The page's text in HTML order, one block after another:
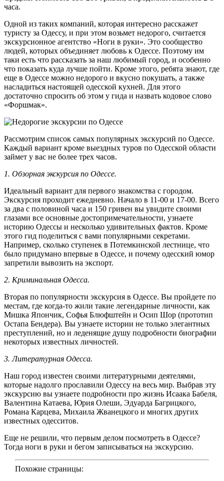
часа.
Одной из таких компаний, которая интересно расскажет
туристу за Одессу, и при этом возьмет недорого, считается
экскурсионное агентство «Ноги в руки». Это сообщество
людей, которых объединяет любовь к Одессе. Поэтому им
таки есть что рассказать за наш любимый город, и особенно
что показать куда лучше пойти. Кроме этого, ребята знают, где
еще в Одессе можно недорого и вкусно покушать, а также
насладиться настоящей одесской кухней. Для этого
достаточно спросить об этом у гида и назвать кодовое слово
«Форшмак».
Рассмотрим список самых популярных экскурсий по Одессе.
Каждый вариант кроме выездных туров по Одесской области
займет у вас не более трех часов.
1. Обзорная экскурсия по Одессе.
Идеальный вариант для первого знакомства с городом.
Экскурсия проходит ежедневно. Начало в 11-00 и 17-00. Всего
за два с половиной часа и 150 гривен вы увидите своими
глазами все основные достопримечательности, узнаете
историю Одессы и несколько удивительных фактов. Кроме
этого гид поделиться с вами популярными секретами.
Например, сколько ступенек в Потемкинской лестнице, что
было придумано впервые в Одессе, и почему одесский юмор
запретили вывозить на экспорт.
2. Криминальная Одесса.
Вторая по популярности экскурсия в Одессе. Вы пройдете по
местам, где когда-то жили такие легендарные личности, как
Мишка Япончик, Софья Блюфштейн и Осип Шор (прототип
Остапа Бендера). Вы узнаете истории не только элегантных
преступлений, но и леденящие душу подробности биографии
некоторых известных личностей.
3. Литературная Одесса.
Наш город известен своими литературными деятелями,
которые надолго прославили Одессу на весь мир. Выбрав эту
экскурсию вы узнаете подробности про жизнь Исаака Бабеля,
Валентина Катаева, Юрия Олеши, Эдуарда Багрицкого,
Романа Карцева, Михаила Жванецкого и многих других
известных одесситов.
Еще не решили, что первым делом посмотреть в Одессе?
Тогда ноги в руки и бегом записываться на экскурсию.
Похожие страницы: